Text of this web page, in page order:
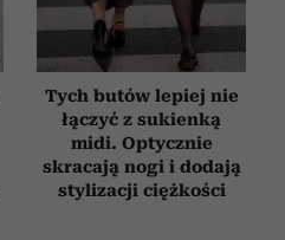
Tych butów lepiej nie
łączyć z sukienką
midi. Optycznie
skracają nogi i dodają
stylizacji ciężkości